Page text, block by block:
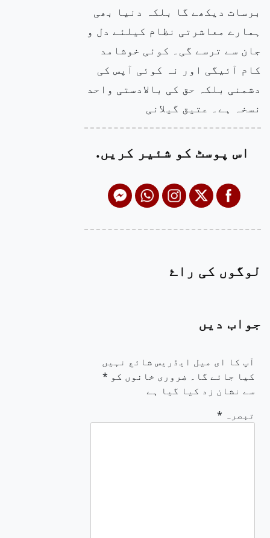
برسات دیکھے گا بلکہ دنیا بھی
ہمارے معاشرتی نظام کیلئے دل و
جان سے ترسے گی۔ کوئی خوشامد
کام آئیگی اور نہ کوئی آپس کی
دشمنی بلکہ حق کی بالادستی واحد
نسخہ ہے۔ عتیق گیلانی
اس پوسٹ کو شئیر کریں.
لوگوں کی راۓ
جواب دیں
آپ کا ای میل ایڈریس شائع نہیں
کیا جائے گا۔ ضروری خانوں کو *
سے نشان زد کیا گیا ہے
تبصرہ *